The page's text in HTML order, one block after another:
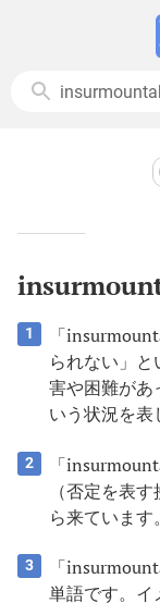
1
「
られない」
害や困難があ
いう状況を表
2
「
（否定を表
ら来ています。
3
「
単語です。イ